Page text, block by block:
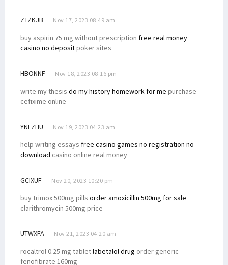
ZTZKJB Nov 17, 2023 08:49 am
buy aspirin 75 mg without prescription free real money
casino no depositpoker sites
HBONNF Nov 18, 2023 08:16 pm
write my thesis do my history homework for me purchase
cefixime online
YNLZHU Nov 19, 2023 04:23 am
help writing essays free casino games no registration no
download casino online real money
GCIXUF Nov 20, 2023 10:20 pm
buy trimox 500mg pills order amoxicillin 500mg for sale
clarithromycin 500mg price
UTWXFA Nov 21, 2023 04:20 am
rocaltrol 0.25 mg tabletlabetalol drug order generic
fenofibrate 160mg